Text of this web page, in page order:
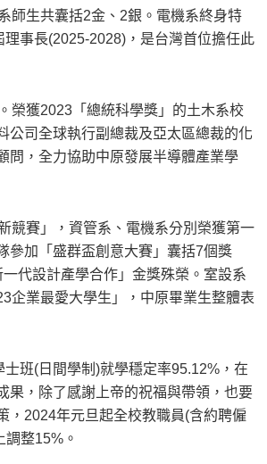
師生共囊括2金、2銀。電機系終身特
事長(2025-2028)，是台灣首位擔任此
榮獲2023「總統科學獎」的土木系校
公司全球執行副總裁及亞太區總裁的化
問，全力協助中原發展半導體產業學
競賽」，資管系、電機系分別榮獲第一
參加「盛群盃創意大賽」囊括7個獎
代設計產學合作」金獎殊榮。室設系
企業最愛大學生」，中原畢業生整體表
班(日間學制)就學穩定率95.12%，在
果，除了感謝上帝的祝福與帶領，也要
，2024年元旦起全校教職員(含約聘僱
整15%。